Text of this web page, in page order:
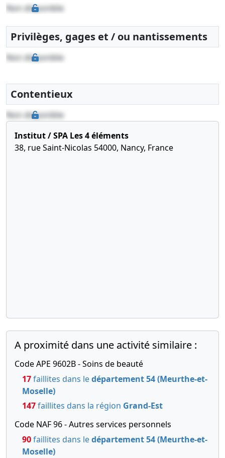
fonds et liste des
souscripteurs
Non disponible
Privilèges, gages et / ou nantissements
Non disponible
Contentieux
Non disponible
Institut / SPA Les 4 éléments
38, rue Saint-Nicolas 54000, Nancy, France
A proximité dans une activité similaire :
Code APE 9602B - Soins de beauté
17faillites dans ledépartement 54 (Meurthe-et-
Moselle)
147faillites dans la région Grand-Est
Code NAF 96 - Autres services personnels
90faillites dans ledépartement 54 (Meurthe-et-
Moselle)